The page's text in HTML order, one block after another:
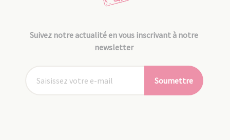
Suivez notre actualité en vous inscrivant à notre
newsletter
Soumettre